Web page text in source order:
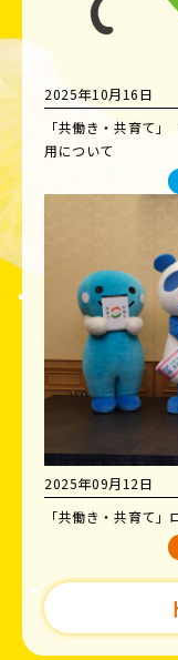
2025年10月16日
「共働き・共育て
用について
2025年09月12日
「共働き・共育て